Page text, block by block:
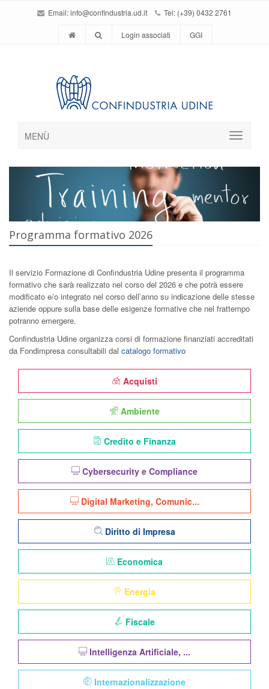
Email:info@confindustria.ud.it Tel: (+39) 0432 2761
Login associati GGI
MENÙ
Programma formativo 2026
Il servizio Formazione di Confindustria Udine presenta il programma
formativo che sarà realizzato nel corso del 2026 e che potrà essere
modificato e/o integrato nel corso dell’anno su indicazione delle stesse
aziende oppure sulla base delle esigenze formative che nel frattempo
potranno emergere.
Confindustria Udine organizza corsi di formazione finanziati accreditati
da Fondimpresa consultabili dal catalogo formativo
Acquisti
Ambiente
Credito e Finanza
Cybersecurity e Compliance
Digital Marketing, Comunic...
Diritto di Impresa
Economica
Energia
Fiscale
Intelligenza Artificiale, ...
Internazionalizzazione